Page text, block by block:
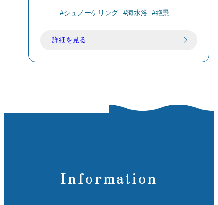
遊泳期間：例年7月中旬から8月中旬ま
慮されています。
対応時間）
ることができます。
伊豆大島の自然を満喫できるトウシキ遊
ても穏やかです。水の透明度も高く、晴
なお子さま連れのファミリーにも安心の
ており、波を防いでくれる“天然の防波
ーケリング初心者でも気軽に楽しめま
#シュノーケリング #海水浴 #絶景
詳細を見る
Information